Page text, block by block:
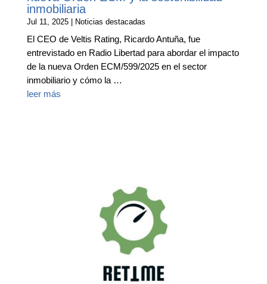
inmobiliaria
Jul 11, 2025| Noticias destacadas
El CEO de Veltis Rating, Ricardo Antuña, fue
entrevistado en Radio Libertad para abordar el impacto
de la nueva Orden ECM/599/2025 en el sector
inmobiliario y cómo la …
leer más